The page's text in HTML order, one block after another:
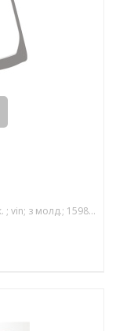
Примітка: зел.; кріп.датч.запотів. ; з кріпл.дзерк. ; vin; з молд.; 1598*942; 01/15-